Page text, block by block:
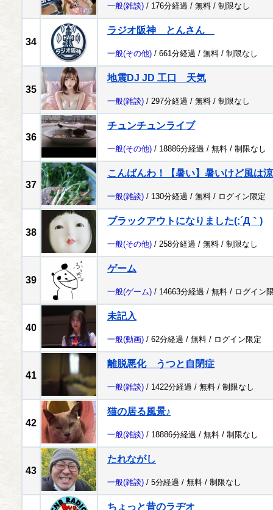
一般(雑談) / 176分経過 / 無料 / 制限なし
34
ラジオ阪神 とんさん
一般(その他) / 661分経過 / 無料 / 制限なし
35
地震DJ JD 工口 天気
一般(雑談) / 297分経過 / 無料 / 制限なし
36
チュンチュンライブ
一般(その他) / 18886分経過 / 無料 / 制限なし
37
こんばんわ！【暑い】暑いけど風は
一般(雑談) / 130分経過 / 無料 / ログイン限定
38
ブラックアウトになりました(;´Д｀)
一般(その他) / 258分経過 / 無料 / 制限なし
39
ゲーム
一般(ゲーム) / 14663分経過 / 無料 / ログイン
40
未記入
一般(動画) / 62分経過 / 無料 / ログイン限定
41
離脱悪化 うつと自閉症
一般(雑談) / 1422分経過 / 無料 / 制限なし
42
猫の居る風景♪
一般(雑談) / 18886分経過 / 無料 / 制限なし
43
たれながし
一般(雑談) / 5分経過 / 無料 / 制限なし
ちょっと昔のラヂオ